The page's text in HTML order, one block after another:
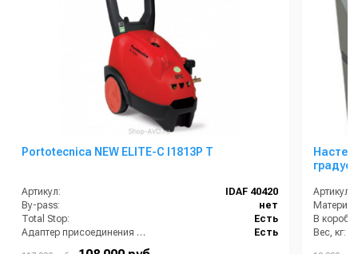
Portotecnica NEW ELITE-C I1813P T
Артикул:
IDAF 40420
By-pass:
нет
Total Stop:
Есть
Адаптер присоединения к шлангу:
Есть
Артикул:
В
Вес, кг: